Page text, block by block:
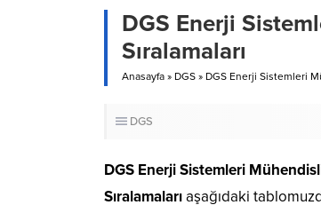
DGS Enerji
Sıralamaları
Anasayfa » DGS » DGS Enerji Sistemleri
DGS
DGS Enerji Sistemleri
Sıralamalarıaşağıdaki